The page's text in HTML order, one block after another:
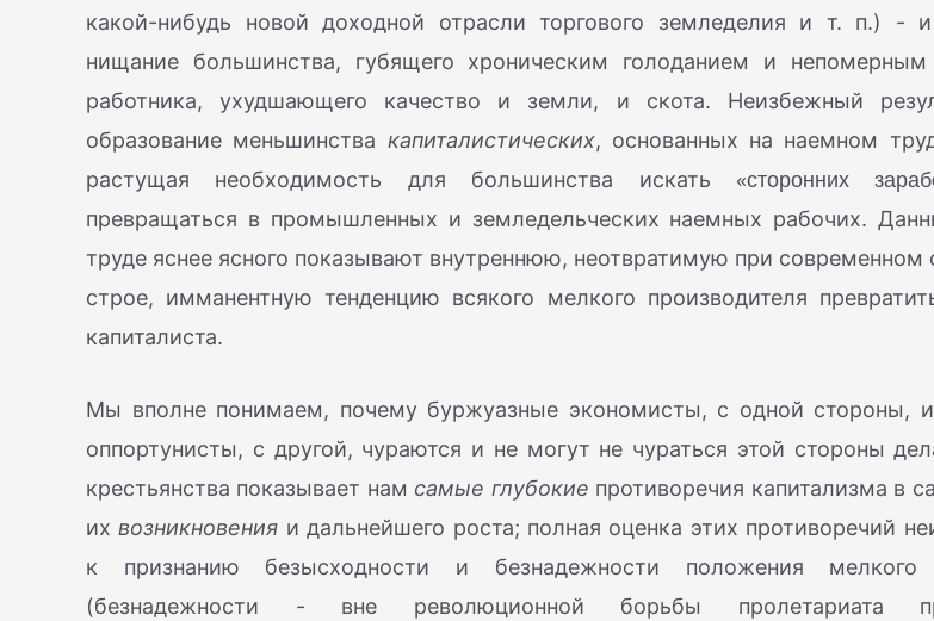
какой-нибудь новой доходной отрасли торгового земледелия и т. п.) -
нищание большинства, губящего хроническим голоданием и
работника, ухудшающего качество и земли, и скота. Неизбежный
образование меньшинства капиталистических, основанных на наемном
растущая необходимость для большинства искать «сторонних
превращаться в промышленных и земледельческих наемных рабочих.
труде яснее ясного показывают внутреннюю, неотвратимую при
строе, имманентную тенденцию всякого мелкого производителя
капиталиста.
Мы вполне понимаем, почему буржуазные экономисты, с одной стороны, и
оппортунисты, с другой, чураются и не могут не чураться этой стороны
крестьянства показывает нам самые глубокие противоречия капитализма в
ихвозникновения и дальнейшего роста; полная оценка этих противоречий
к признанию безысходности и безнадежности положения мелкого
(безнадежности - вне революционной борьбы пролетариата